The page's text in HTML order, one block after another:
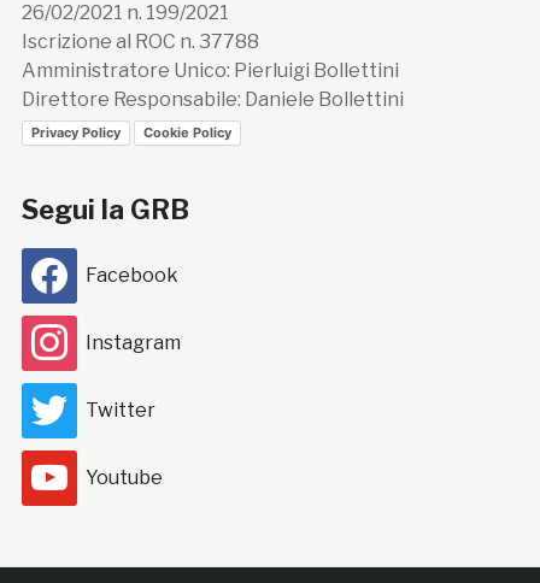
26/02/2021 n. 199/2021
Iscrizione al ROC n. 37788
Amministratore Unico: Pierluigi Bollettini
Direttore Responsabile: Daniele Bollettini
Privacy Policy Cookie Policy
Segui la GRB
Facebook
Instagram
Twitter
Youtube